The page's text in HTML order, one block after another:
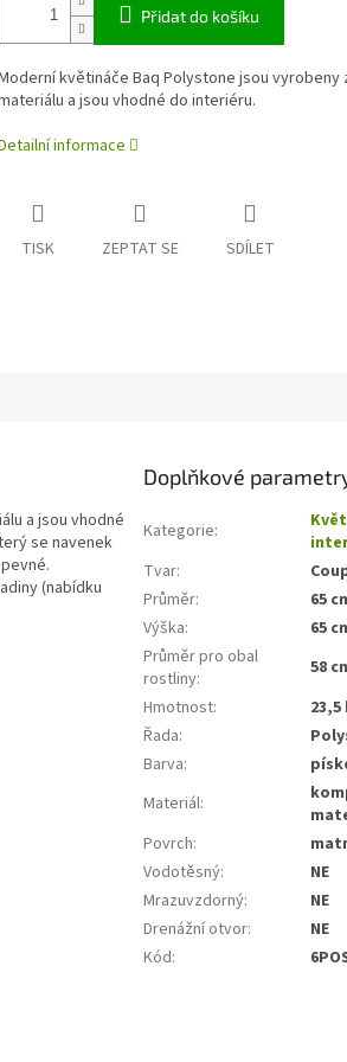
Přidat do košíku
květináče Baq Polystone jsou vyrobeny
a jsou vhodné do interiéru.
informace
TISK ZEPTAT SE SDÍLET
a jsou vhodné
se navenek
(nabídku
Doplňkové
Kategorie:
Tvar:
Průměr:
65
Výška:
65
Průměr pro obal
rostliny:
58
Hmotnost:
23,5
Řada:
Barva:
Materiál:
Povrch:
Vodotěsný:
NE
Mrazuvzdorný:
NE
Drenážní otvor:
NE
Kód: